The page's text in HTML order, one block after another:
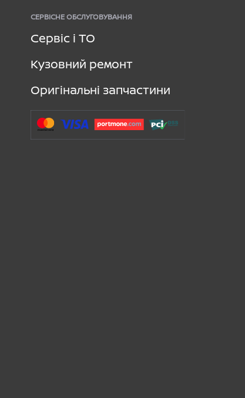
СЕРВІСНЕ ОБСЛУГОВУВАННЯ
Сервіс і ТО
Кузовний ремонт
Оригінальні запчастини